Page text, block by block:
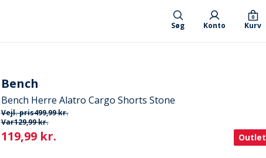
Søg Konto Kurv
0
Bench
Bench Herre Alatro Cargo Shorts Stone
Vejl. pris499,99 kr.
Var129,99 kr.
Current
119,99 kr. Outlet